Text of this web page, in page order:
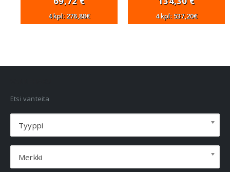
4 kpl: 278,88€ 4 kpl: 537,20€
Etsi vanteita
Tyyppi
Merkki